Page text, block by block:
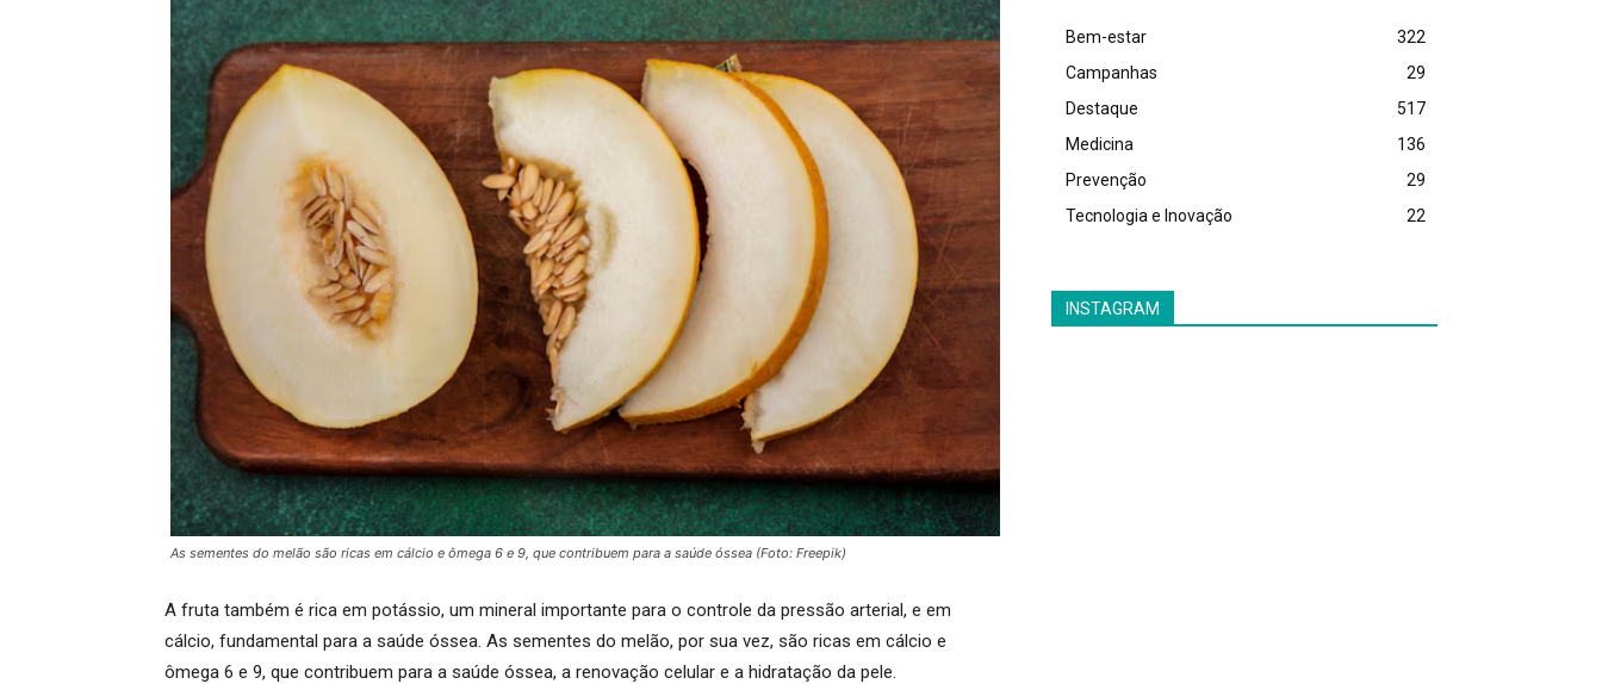
As sementes do melão são ricas em cálcio e ômega 6 e 9, que contribuem para a saúde óssea (Foto: Freepik)
A fruta também é rica em potássio, um mineral importante para o controle da pressão arterial, e em
cálcio, fundamental para a saúde óssea. As sementes do melão, por sua vez, são ricas em cálcio e
ômega 6 e 9, que contribuem para a saúde óssea, a renovação celular e a hidratação da pele.
Bem-estar
322
Campanhas
29
Destaque
517
Medicina
136
Prevenção
29
Tecnologia e Inovação
22
INSTAGRAM